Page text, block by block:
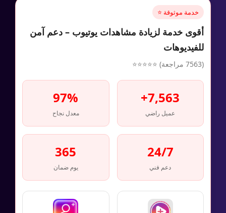
خدمة موثوقة ⭐
أقوى خدمة لزيادة مشاهدات يوتيوب – دعم آمن
للفيديوهات
(7563 مراجعة) ⭐⭐⭐⭐⭐
7,563+
عميل راضي
97%
معدل نجاح
24/7
دعم فني
365
يوم ضمان